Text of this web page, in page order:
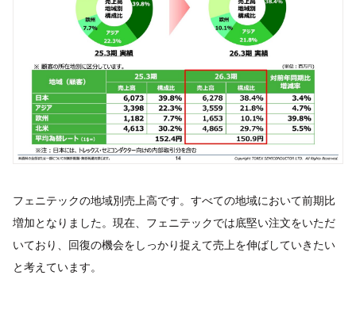
フェニテックの地域別売上高です。すべての地域において前期比
増加となりました。現在、フェニテックでは底堅い注文をいただ
いており、回復の機会をしっかり捉えて売上を伸ばしていきたい
と考えています。